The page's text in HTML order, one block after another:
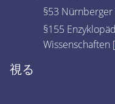
§53
§155
Wissenschaften [
視る